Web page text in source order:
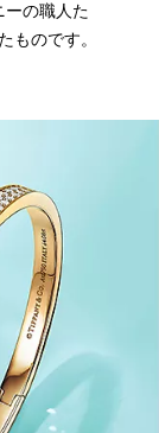
ーの職人た
ものです。